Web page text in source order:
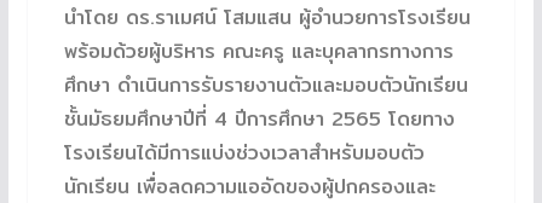
นำโดย ดร.ราเมศน์ โสมแสน ผู้อำนวยการโรงเรียน
พร้อมด้วยผู้บริหาร คณะครู และบุคลากรทางการ
ศึกษา ดำเนินการรับรายงานตัวและมอบตัวนักเรียน
ชั้นมัธยมศึกษาปีที่ 4 ปีการศึกษา 2565 โดยทาง
โรงเรียนได้มีการแบ่งช่วงเวลาสำหรับมอบตัว
นักเรียน เพื่อลดความแออัดของผู้ปกครองและ